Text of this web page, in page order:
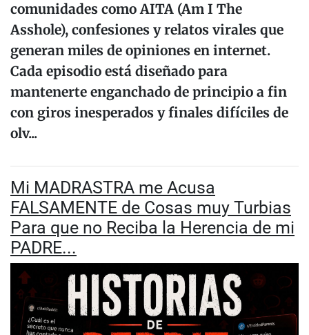
comunidades como AITA (Am I The
Asshole), confesiones y relatos virales que
generan miles de opiniones en internet.
Cada episodio está diseñado para
mantenerte enganchado de principio a fin
con giros inesperados y finales difíciles de
olv...
Mi MADRASTRA me Acusa
FALSAMENTE de Cosas muy Turbias
Para que no Reciba la Herencia de mi
PADRE...